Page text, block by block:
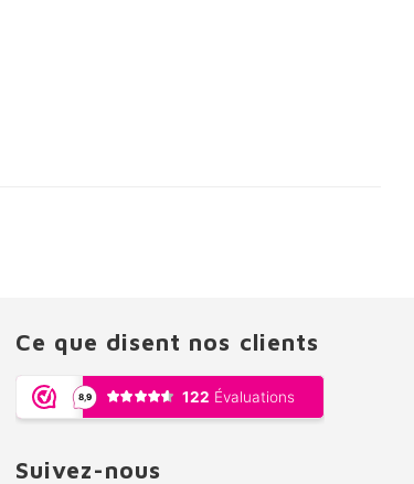
Ce que disent nos clients
Suivez-nous